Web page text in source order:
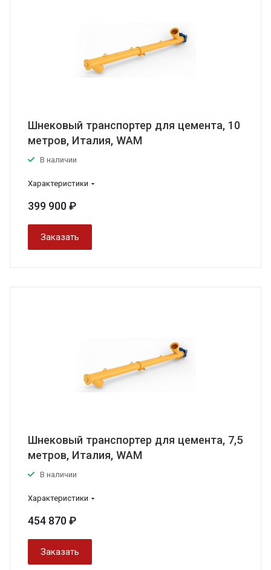
Шнековый транспортер для цемента, 10
метров, Италия, WAM
В наличии
Характеристики
399 900 ₽
Заказать
Шнековый транспортер для цемента, 7,5
метров, Италия, WAM
В наличии
Характеристики
454 870 ₽
Заказать